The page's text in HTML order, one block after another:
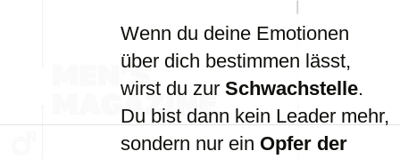
Wenn du deine Emotionen
über dich bestimmen lässt,
wirst du zur Schwachstelle.
Du bist dann kein Leader mehr,
sondern nur ein Opfer der